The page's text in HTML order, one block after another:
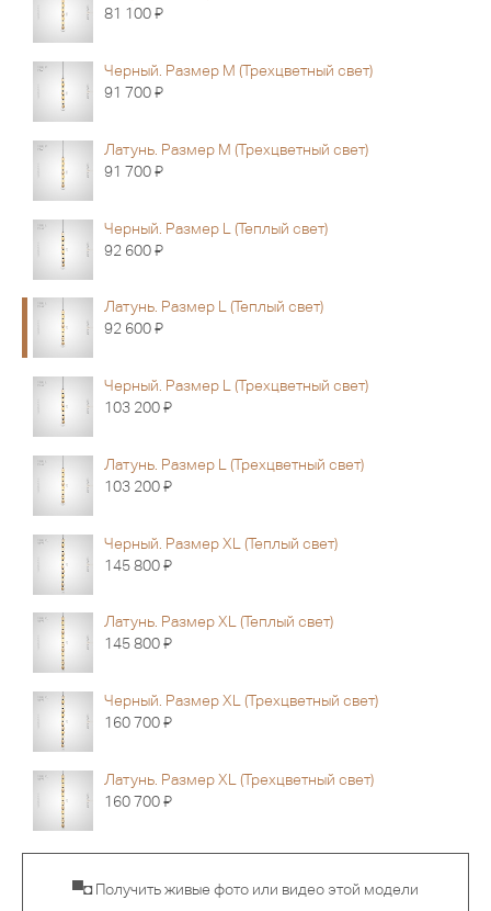
81 100Я
Черный. Размер M (Трехцветный свет)
91 700Я
Латунь. Размер M (Трехцветный свет)
91 700Я
Черный. Размер L (Теплый свет)
92 600Я
Латунь. Размер L (Теплый свет)
92 600Я
Черный. Размер L (Трехцветный свет)
103 200Я
Латунь. Размер L (Трехцветный свет)
103 200Я
Черный. Размер XL (Теплый свет)
145 800Я
Латунь. Размер XL (Теплый свет)
145 800Я
Черный. Размер XL (Трехцветный свет)
160 700Я
Латунь. Размер XL (Трехцветный свет)
160 700Я
▀◘ Получить живые фото или видео этой модели